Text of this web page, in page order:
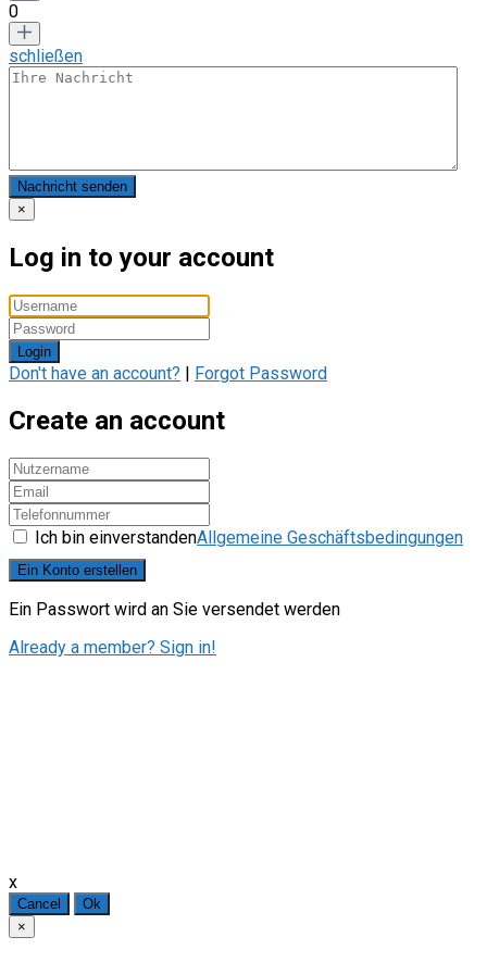
0
schließen
Nachricht senden
×
Log in to your account
Login
Don't have an account? | Forgot Password
Create an account
Ich bin einverstandenAllgemeine Geschäftsbedingungen
Ein Konto erstellen
Ein Passwort wird an Sie versendet werden
Already a member? Sign in!
x
Cancel
Ok
×